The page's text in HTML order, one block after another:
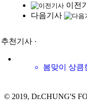
이전
다음기사
추천기사 ·
봄맞이 상큼
© 2019, Dr.CHUNG'S